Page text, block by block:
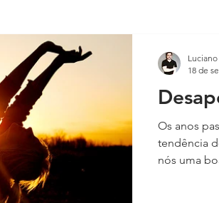
Os anos
tendência
nós uma
18 de